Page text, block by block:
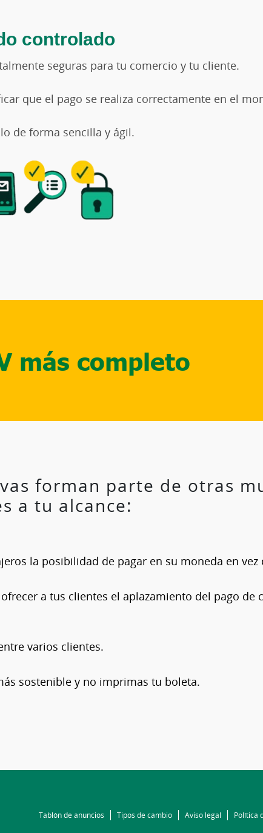
controlado
seguras para tu comercio y tu cliente.
que el pago se realiza correctamente en el
de forma sencilla y ágil.
más completo
forman parte de otras
a tu alcance:
la posibilidad de pagar en su moneda en vez
a tus clientes el aplazamiento del pago de
varios clientes.
sostenible y no imprimas tu boleta.
Tablón de anuncios Tipos de cambio Aviso legal Política